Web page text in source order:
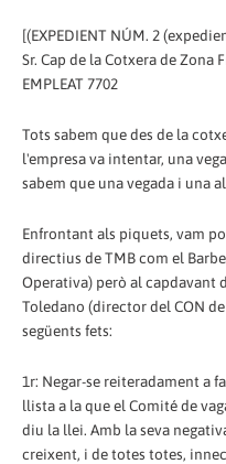
[(EXPEDIENT NÚM. 2
Sr. Cap de la Cotxera de Zona
EMPLEAT 7702
Tots sabem que des de la
l'empresa va intentar, una
sabem que una vegada i una
Enfrontant als piquets, vam
directius de TMB com el
Operativa) però al capdavant
Toledano (director del CON
següents fets:
1r: Negar-se reiteradament a
llista a la que el Comité de
diu la llei. Amb la seva
creixent, i de totes totes,